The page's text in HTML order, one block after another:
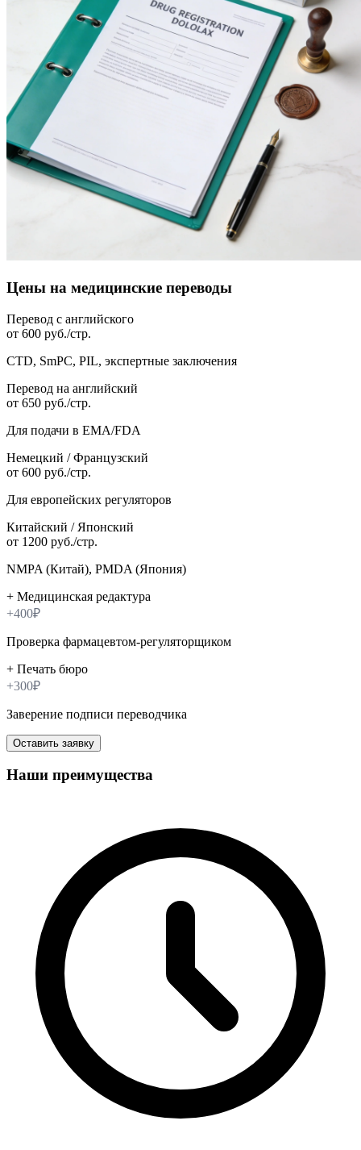
Цены на медицинские переводы
Перевод с английского
от 600 руб./стр.
CTD, SmPC, PIL, экспертные заключения
Перевод на английский
от 650 руб./стр.
Для подачи в EMA/FDA
Немецкий / Французский
от 600 руб./стр.
Для европейских регуляторов
Китайский / Японский
от 1200 руб./стр.
NMPA (Китай), PMDA (Япония)
+ Медицинская редактура
+400₽
Проверка фармацевтом-регуляторщиком
+ Печать бюро
+300₽
Заверение подписи переводчика
Оставить заявку
Наши преимущества